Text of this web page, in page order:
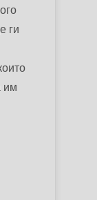
ги
им